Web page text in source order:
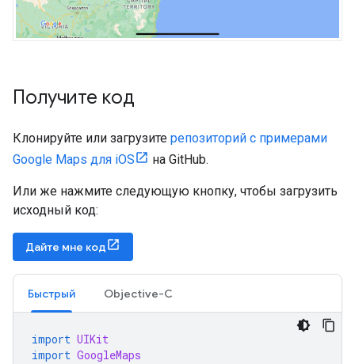
Получите код
Клонируйте или загрузите репозиторий с примерами
Google Maps для iOS
на GitHub.
Или же нажмите следующую кнопку, чтобы загрузить
исходный код:
Дайте мне код
Быстрый Objective-C
import UIKit
import GoogleMaps